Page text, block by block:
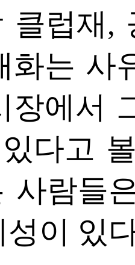
클럽재,
화는 사
장에서
다고
사람들
성이 있